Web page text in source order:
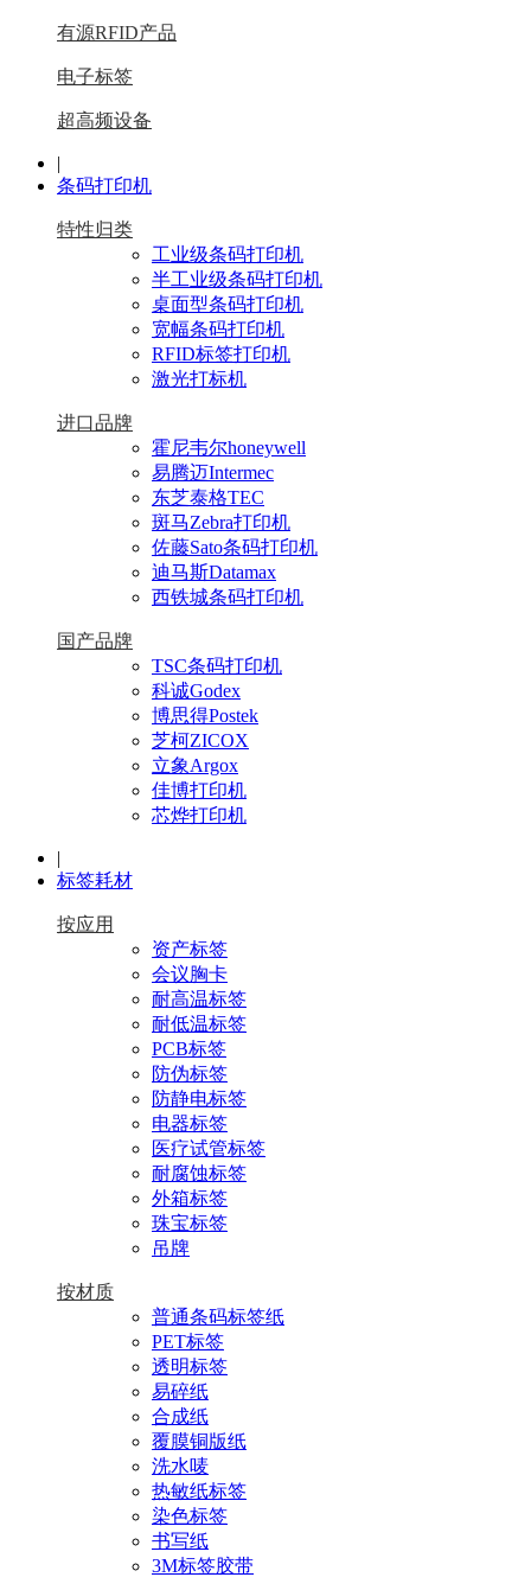
有源RFID产品
电子标签
超高频设备
|
条码打印机
特性归类
工业级条码打印机
半工业级条码打印机
桌面型条码打印机
宽幅条码打印机
RFID标签打印机
激光打标机
进口品牌
霍尼韦尔honeywell
易腾迈Intermec
东芝泰格TEC
斑马Zebra打印机
佐藤Sato条码打印机
迪马斯Datamax
西铁城条码打印机
国产品牌
TSC条码打印机
科诚Godex
博思得Postek
芝柯ZICOX
立象Argox
佳博打印机
芯烨打印机
|
标签耗材
按应用
资产标签
会议胸卡
耐高温标签
耐低温标签
PCB标签
防伪标签
防静电标签
电器标签
医疗试管标签
耐腐蚀标签
外箱标签
珠宝标签
吊牌
按材质
普通条码标签纸
PET标签
透明标签
易碎纸
合成纸
覆膜铜版纸
洗水唛
热敏纸标签
染色标签
书写纸
3M标签胶带